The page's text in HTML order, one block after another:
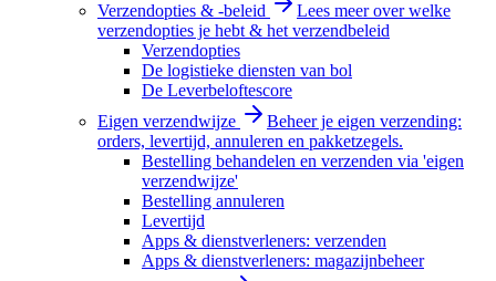
Verzendopties & -beleid
Lees meer over welke
verzendopties je hebt & het verzendbeleid
Verzendopties
De logistieke diensten van bol
De Leverbeloftescore
Eigen verzendwijze
Beheer je eigen verzending:
orders, levertijd, annuleren en pakketzegels.
Bestelling behandelen en verzenden via 'eigen
verzendwijze'
Bestelling annuleren
Levertijd
Apps & dienstverleners: verzenden
Apps & dienstverleners: magazijnbeheer